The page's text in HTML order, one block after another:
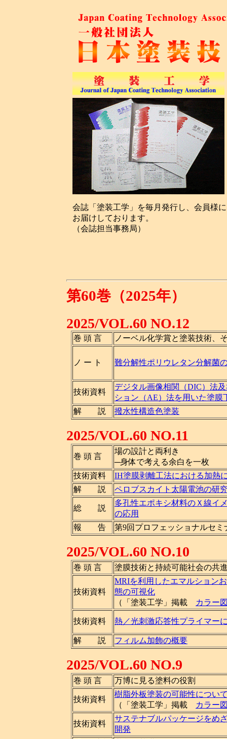
会誌「塗装工学」を毎月発行し、会員様に
お届けしております。
（会誌担当事務局）
第60巻（2025年）
2025/VOL.60 NO.12
巻 頭 言 ノーベル化学賞と塗装技術、
ノ ー ト 難分解性ポリウレタン分解菌
技術資料
デジタル画像相関（DIC）法
ション（AE）法を用いた塗膜
解 説
撥水性構造色塗装
2025/VOL.60 NO.11
巻 頭 言
場の設計と両利き
─身体で考える余白を一枚
技術資料
IH塗膜剥離工法における加熱
解 説
ペロブスカイト太陽電池の研
総 説
多孔性エポキシ材料のＸ線イ
の応用
報 告
第9回プロフェッショナルセミ
2025/VOL.60 NO.10
巻 頭 言 塗膜技術と持続可能社会の共
技術資料
MRIを利用したエマルション
態の可視化
（「塗装工学」掲載
カラー
技術資料 熱／光刺激応答性プライマー
解 説 フィルム加飾の概要
2025/VOL.60 NO.9
巻 頭 言 万博に見る塗料の役割
技術資料
樹脂外板塗装の可能性につい
（「塗装工学」掲載
カラー
技術資料
サステナブルパッケージをめ
開発